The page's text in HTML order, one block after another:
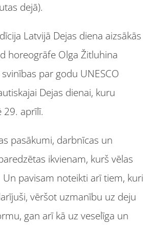
dejā).
Latvijā Dejas diena aizsākās
horeogrāfe Olga Žitluhina
par godu UNESCO
Dejas dienai, kuru
29. aprīlī.
pasākumi, darbnīcas un
ikvienam, kurš vēlas
pavisam noteikti arī tiem, kuri
vēršot uzmanību uz deju
gan arī kā uz veselīga un